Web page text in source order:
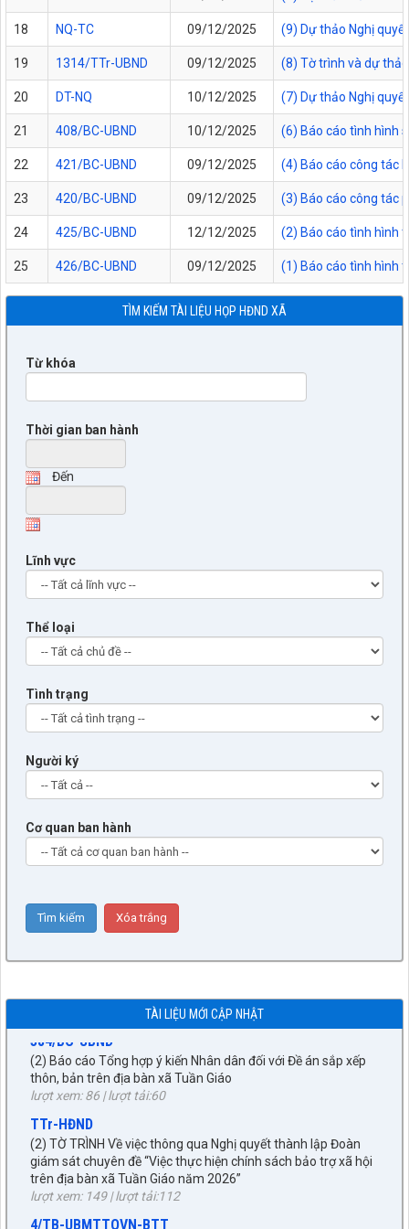
18 NQ-TC 09/12/2025 (9) Dự thảo Nghị
19 1314/TTr-UBND 09/12/2025 (8) Tờ trình và dự
20 DT-NQ 10/12/2025 (7) Dự thảo Nghị
21 408/BC-UBND 10/12/2025 (6) Báo cáo tình hình
22 421/BC-UBND 09/12/2025 (4) Báo cáo công tác
23 420/BC-UBND 09/12/2025 (3) Báo cáo công tác
24 425/BC-UBND 12/12/2025 (2) Báo cáo tình hình
25 426/BC-UBND 09/12/2025 (1) Báo cáo tình hình
TÌM KIẾM TÀI LIỆU HỌP HĐND XÃ
Từ khóa
Thời gian ban hành
Đến
Lĩnh vực
Thể loại
Tình trạng
Người ký
Cơ quan ban hành
TÀI LIỆU MỚI CẬP NHẬT
9/BC-BVHXH
lượt xem: 503 | lượt tải:253
384/BC-UBND
(2) Báo cáo Tổng hợp ý kiến Nhân dân đối với Đề án sắp xếp
thôn, bản trên địa bàn xã Tuần Giáo
lượt xem: 86 | lượt tải:60
(2) TỜ TRÌNH Về việc thông qua Nghị quyết thành lập Đoàn
giám sát chuyên đề “Việc thực hiện chính sách bảo trợ xã hội
trên địa bàn xã Tuần Giáo năm 2026”
lượt xem: 149 | lượt tải:112